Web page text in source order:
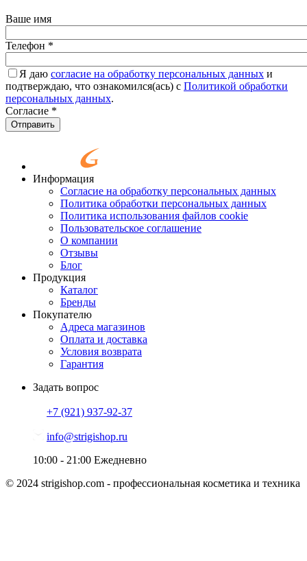
Ваше имя
Телефон *
Я даю согласие на обработку персональных данных и
подтверждаю, что ознакомился(ась) с Политикой обработки
персональных данных.
Согласие *
Отправить
Информация
Согласие на обработку персональных данных
Политика обработки персональных данных
Политика использования файлов cookie
Пользовательское соглашение
О компании
Отзывы
Блог
Продукция
Каталог
Бренды
Покупателю
Адреса магазинов
Оплата и доставка
Условия возврата
Гарантия
Задать вопрос
+7 (921) 937-92-37
info@strigishop.ru
10:00 - 21:00 Ежедневно
© 2024 strigishop.com - профессиональная косметика и техника